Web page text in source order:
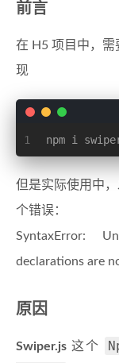
前言
在 H5 项目中，
现
1 npm i
但是实际使用中
个错误：
SyntaxError:
declarations are
原因
Swiper.js 这个